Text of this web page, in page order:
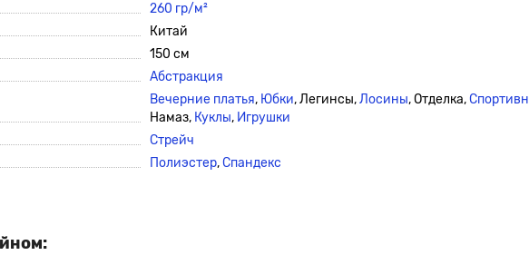
260 гр/м²
Китай
150 см
Абстракция
Вечерние платья, Юбки, Легинсы,Лосины, Отделка,
Намаз, Куклы, Игрушки
Стрейч
Полиэстер,Спандекс